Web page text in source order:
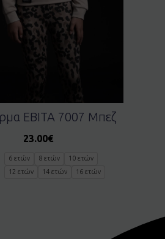
EBITA 7007 Μπεζ
23.00€
6 ετών 8 ετών
10 ετών
12 ετών
14 ετών 16 ετών